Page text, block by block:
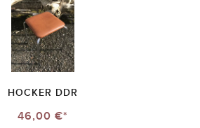
HOCKER DDR
46,00 €*